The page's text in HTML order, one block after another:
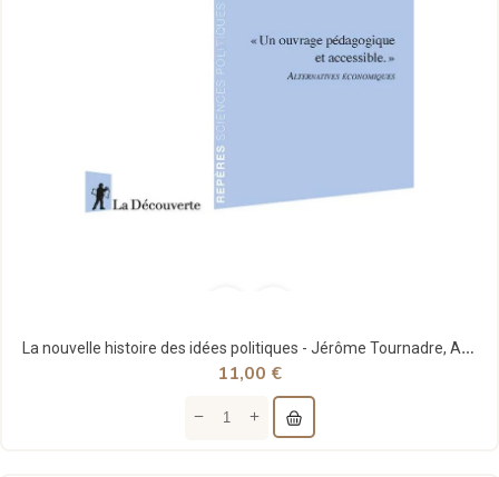
La nouvelle histoire des idées politiques - Jérôme Tournadre, Arnault Skornicki - La découverte
11,00 €